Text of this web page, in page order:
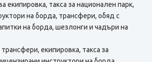
екипировка, такса за национален парк,
на борда, трансфери, обяд с
на борда, шезлонги и чадъри на
трансфери, екипировка, такса за